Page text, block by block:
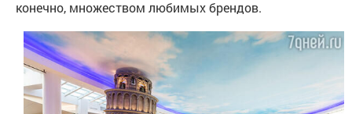
конечно, множеством любимых брендов.